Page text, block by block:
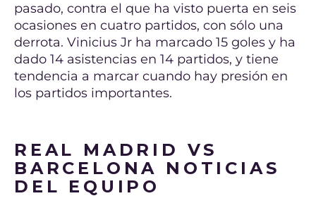
pasado, contra el que ha visto puerta en seis
ocasiones en cuatro partidos, con sólo una
derrota. Vinicius Jr ha marcado 15 goles y ha
dado 14 asistencias en 14 partidos, y tiene
tendencia a marcar cuando hay presión en
los partidos importantes.
REAL MADRID VS
BARCELONA NOTICIAS
DEL EQUIPO